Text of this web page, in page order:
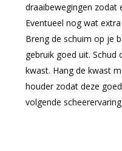
draaibewegingen zodat
Eventueel nog wat
Breng de schuim op je
gebruik goed uit.
kwast. Hang de kwast
houder zodat deze
volgende scheerervaring.